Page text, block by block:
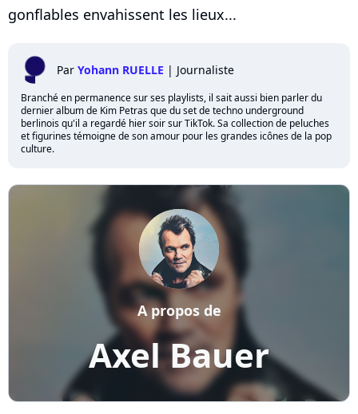
gonflables envahissent les lieux...
Par Yohann RUELLE | Journaliste
Branché en permanence sur ses playlists, il sait aussi bien parler du
dernier album de Kim Petras que du set de techno underground
berlinois qu'il a regardé hier soir sur TikTok. Sa collection de peluches
et figurines témoigne de son amour pour les grandes icônes de la pop
culture.
Axel Bauer
A propos de